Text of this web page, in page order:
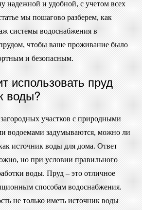
надежной и удобной, с учетом всех
мы пошагово разберем, как
системы водоснабжения в
чтобы ваше проживание было
и безопасным.
использовать пруд
воды?
участков с природными
водоемами задумываются, можно ли
источник воды для дома. Ответ
но при условии правильного
воды. Пруд – это отличное
способам водоснабжения.
не только иметь источник воды